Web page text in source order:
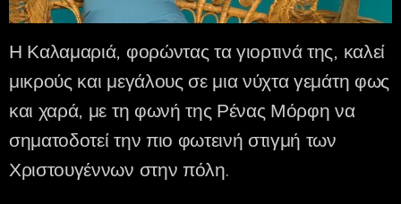
Η Καλαμαριά, φορώντας τα γιορτινά της, καλεί
μικρούς και μεγάλους σε μια νύχτα γεμάτη φως
και χαρά, με τη φωνή της Ρένας Μόρφη να
σηματοδοτεί την πιο φωτεινή στιγμή των
Χριστουγέννων στην πόλη.